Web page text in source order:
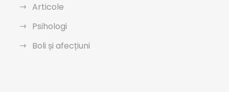
Articole
Psihologi
Boli și afecțiuni